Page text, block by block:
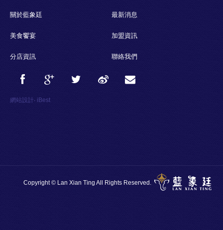
關於藍象廷 最新消息
美食饗宴 加盟資訊
分店資訊 聯絡我們
網站設計‧ iBest
Copyright © Lan Xian Ting All Rights Reserved.